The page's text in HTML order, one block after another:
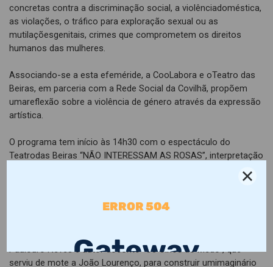
concretas contra a discriminação social, a violênciadoméstica,
as violações, o tráfico para exploração sexual ou as
mutilaçõesgenitais, crimes que comprometem os direitos
humanos das mulheres.
Associando-se a esta efeméride, a CooLabora e oTeatro das
Beiras, em parceria com a Rede Social da Covilhã, propõem
umareflexão sobre a violência de género através da expressão
artística.
O programa tem início às 14h30 com o espectáculo do
Teatrodas Beiras “NÃO INTERESSAM AS ROSAS”, interpretação
de Sónia Botelho. Trata-sede um trabalho construído a partir
de depoimentos de pessoas idosas de várioslares de 3ª idade
Paulouro Neves é autor doconto “Os Olhos do Medo”, que
serviu de mote a João Lourenço, para construir umimaginário